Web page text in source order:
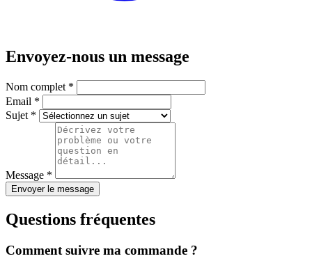
Envoyez-nous un message
Nom complet *
Email *
Sujet *
Message *
Envoyer le message
Questions fréquentes
Comment suivre ma commande ?